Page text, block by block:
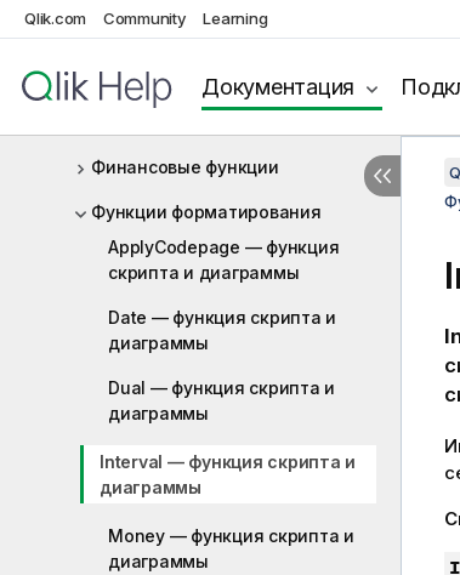
Qlik.com Community Learning
Документация
логарифмические функции
Функции поля
Финансовые функции
Функции форматирования
ApplyCodepage — функция
скриптa и диаграммы
Date — функция скриптa и
диаграммы
Dual — функция скриптa и
диаграммы
Interval — функция скриптa и
диаграммы
Money — функция скриптa и
диаграммы